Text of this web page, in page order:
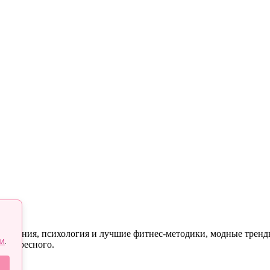
психология и лучшие фитнес-методики, модные
.